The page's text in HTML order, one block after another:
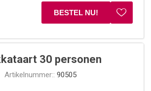
30 personen
Artikelnummer:: 90505